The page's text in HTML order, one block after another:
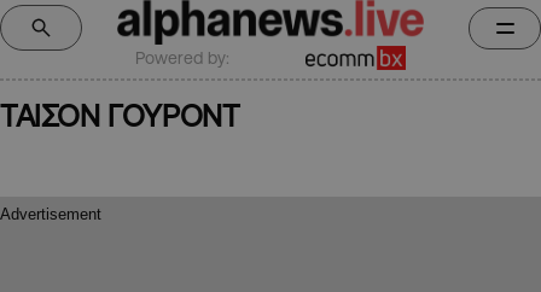
Powered by:
ΤΑΙΣΟΝ ΓΟΥΡΟΝΤ